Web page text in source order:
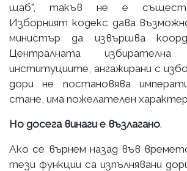
щаб", такъв не е
Изборният кодекс дава
министър да извършва
Централната
институциите, ангажирани с
дори не постановява
стане, има пожелателен
Но досега винаги е възлагано.
Ако се върнем назад във
тези функции са изпълнявани